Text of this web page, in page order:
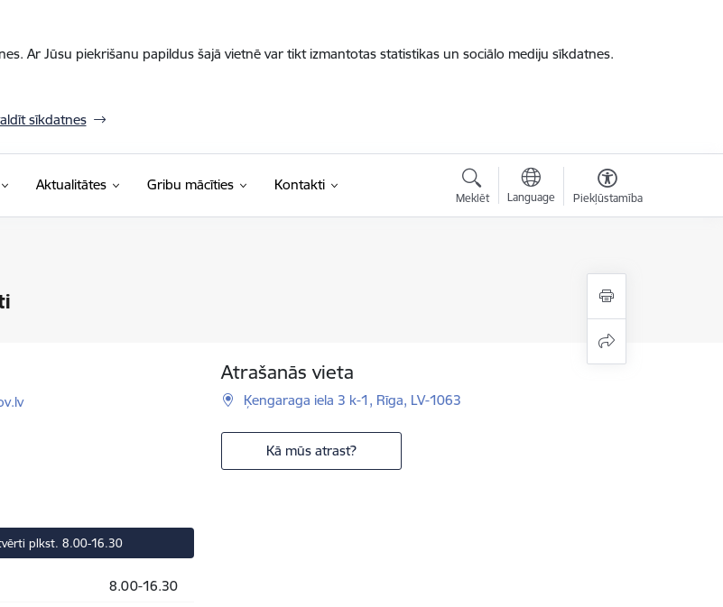
Ar Jūsu piekrišanu papildus šajā vietnē var tikt izmantotas statistikas un sociālo mediju sīkdatnes.
sīkdatnes
Aktualitātes Gribu mācīties Kontakti
Meklēt Language Piekļūstamība
Atrašanās vieta
Ķengaraga iela 3 k-1, Rīga, LV-1063
Kā mūs atrast?
plkst. 8.00-16.30
8.00-16.30